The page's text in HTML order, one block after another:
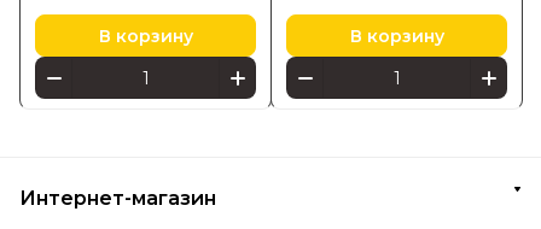
В корзину В корзину
Интернет-магазин